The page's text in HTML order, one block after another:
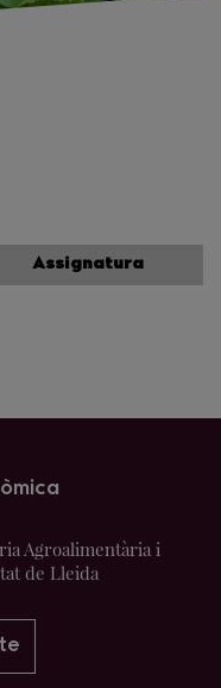
Assignatura
Agroalimentària i
de Lleida